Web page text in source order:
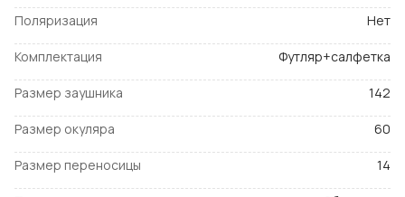
Поляризация Нет
Комплектация Футляр+салфетка
Размер заушника 142
Размер окуляра 60
Размер переносицы 14